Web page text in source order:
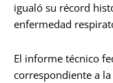
igualó su récord
enfermedad
El informe técnico
correspondiente a